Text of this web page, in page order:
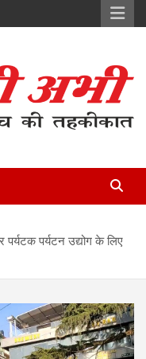
पर्यटन उद्योग के लिए